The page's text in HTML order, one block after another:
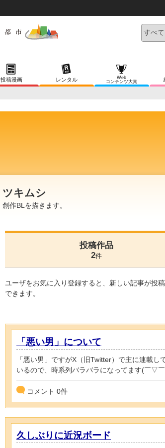
投稿漫画 レンタル
Web
コンテンツ大賞
ツキムシ
創作BLを描きます。
投稿作品
2件
ユーザをお気に入り登録すると、新しい記事が投
できます。
「悪い男」について
「悪い男」ですがX（旧Twitter）で主に連載
いるので、時系列バラバラになってます(￣▽￣
コメント 0件
久しぶりに近況ボード